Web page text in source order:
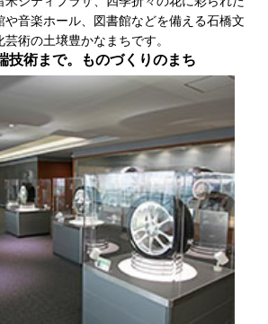
や音楽ホール、図書館などを備える石橋文
術の土壌豊かなまちです。
技術まで。ものづくりのまち